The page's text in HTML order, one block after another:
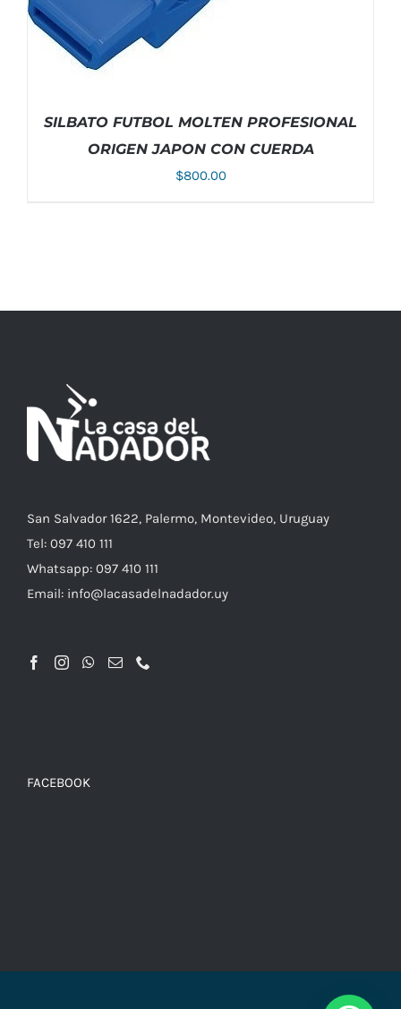
SILBATO FUTBOL MOLTEN PROFESIONAL
ORIGEN JAPON CON CUERDA
$800.00
San Salvador 1622, Palermo, Montevideo, Uruguay
Tel: 097 410 111
Whatsapp: 097 410 111
Email: info@lacasadelnadador.uy
FACEBOOK